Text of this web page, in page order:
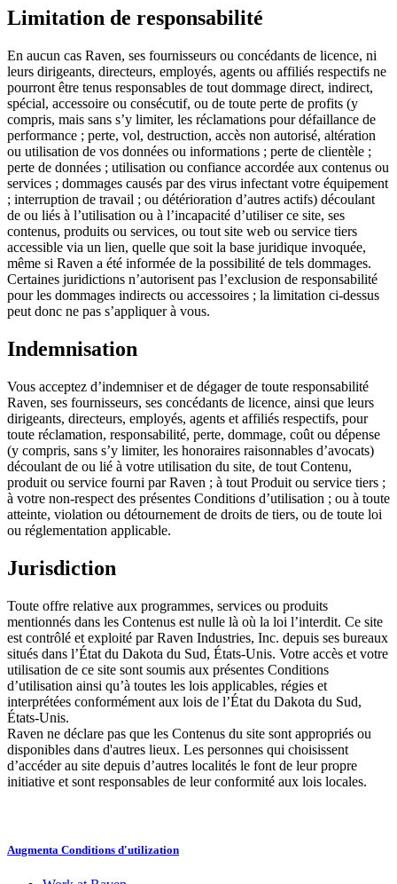
Limitation de responsabilité
En aucun cas Raven, ses fournisseurs ou concédants de licence, ni
leurs dirigeants, directeurs, employés, agents ou affiliés respectifs ne
pourront être tenus responsables de tout dommage direct, indirect,
spécial, accessoire ou consécutif, ou de toute perte de profits (y
compris, mais sans s’y limiter, les réclamations pour défaillance de
performance ; perte, vol, destruction, accès non autorisé, altération
ou utilisation de vos données ou informations ; perte de clientèle ;
perte de données ; utilisation ou confiance accordée aux contenus ou
services ; dommages causés par des virus infectant votre équipement
; interruption de travail ; ou détérioration d’autres actifs) découlant
de ou liés à l’utilisation ou à l’incapacité d’utiliser ce site, ses
contenus, produits ou services, ou tout site web ou service tiers
accessible via un lien, quelle que soit la base juridique invoquée,
même si Raven a été informée de la possibilité de tels dommages.
Certaines juridictions n’autorisent pas l’exclusion de responsabilité
pour les dommages indirects ou accessoires ; la limitation ci-dessus
peut donc ne pas s’appliquer à vous.
Indemnisation
Vous acceptez d’indemniser et de dégager de toute responsabilité
Raven, ses fournisseurs, ses concédants de licence, ainsi que leurs
dirigeants, directeurs, employés, agents et affiliés respectifs, pour
toute réclamation, responsabilité, perte, dommage, coût ou dépense
(y compris, sans s’y limiter, les honoraires raisonnables d’avocats)
découlant de ou lié à votre utilisation du site, de tout Contenu,
produit ou service fourni par Raven ; à tout Produit ou service tiers ;
à votre non-respect des présentes Conditions d’utilisation ; ou à toute
atteinte, violation ou détournement de droits de tiers, ou de toute loi
ou réglementation applicable.
Jurisdiction
Toute offre relative aux programmes, services ou produits
mentionnés dans les Contenus est nulle là où la loi l’interdit. Ce site
est contrôlé et exploité par Raven Industries, Inc. depuis ses bureaux
situés dans l’État du Dakota du Sud, États-Unis. Votre accès et votre
utilisation de ce site sont soumis aux présentes Conditions
d’utilisation ainsi qu’à toutes les lois applicables, régies et
interprétées conformément aux lois de l’État du Dakota du Sud,
États-Unis.
Raven ne déclare pas que les Contenus du site sont appropriés ou
disponibles dans d'autres lieux. Les personnes qui choisissent
d’accéder au site depuis d’autres localités le font de leur propre
initiative et sont responsables de leur conformité aux lois locales.
Augmenta Conditions d'utilization